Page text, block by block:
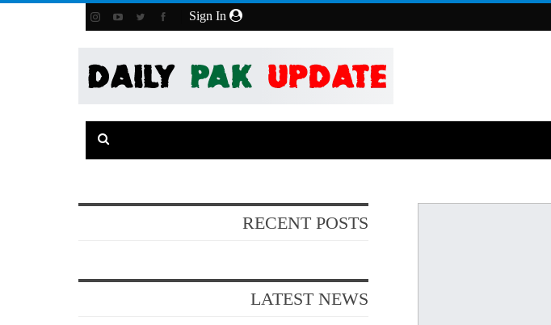
RECENT POSTS
LATEST NEWS